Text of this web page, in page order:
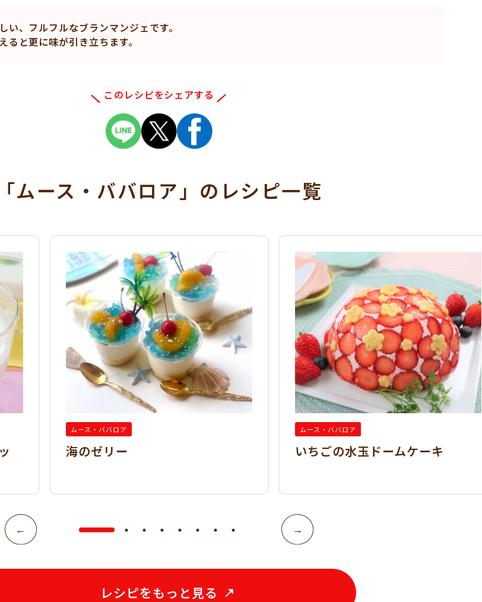
い、フルフルなブランマンジェです。
ると更に味が引き立ちます。
このレシピをシェアする
「ムース・ババロア」 のレシピ一覧
ムース・ババロア
海のゼリー
ムース・ババロア
いちごの水玉ドームケーキ
レシピをもっと見る